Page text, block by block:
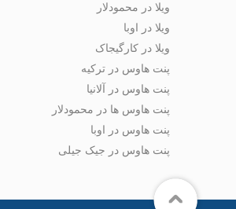
ویلا در محمودلار
ویلا در اوبا
ویلا در کارگیجاک
پنت هاوس در ترکیه
پنت هاوس در آلانیا
پنت هاوس ها در محمودلار
پنت هاوس در اوبا
پنت هاوس در جیک جیلی